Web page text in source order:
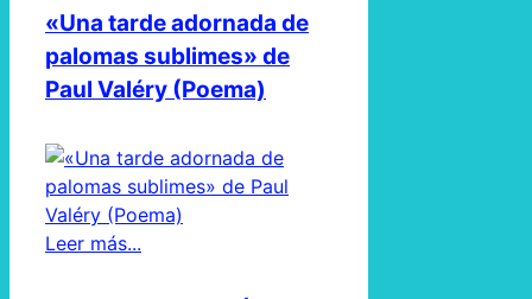
«Una tarde adornada de
palomas sublimes» de
Paul Valéry (Poema)
Leer más...